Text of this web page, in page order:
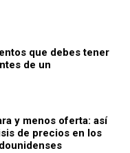
que debes tener
de un
y menos oferta: así
de precios en los